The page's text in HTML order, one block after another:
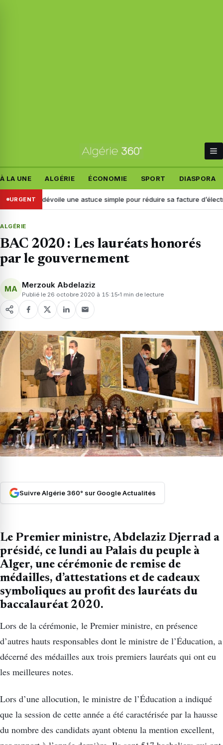
À LA UNE ALGÉRIE ÉCONOMIE SPORT DIASPORA
URGENTdévoile une astuce simple pour réduire sa facture d’électricité
ALGÉRIE
BAC 2020 : Les lauréats honorés
par le gouvernement
MA Merzouk Abdelaziz
Publié le 26 octobre 2020 à 15:15 1 min de lecture
Suivre Algérie 360° sur Google Actualités
Le Premier ministre, Abdelaziz Djerrad a
présidé, ce lundi au Palais du peuple à
Alger, une cérémonie de remise de
médailles, d’attestations et de cadeaux
symboliques au profit des lauréats du
baccalauréat 2020.
Lors de la cérémonie, le Premier ministre, en présence
d’autres hauts responsables dont le ministre de l’Éducation, a
décerné des médailles aux trois premiers lauréats qui ont eu
les meilleures notes.
Lors d’une allocution, le ministre de l’Éducation a indiqué
que la session de cette année a été caractérisée par la hausse
du nombre des candidats ayant obtenu la mention excellent,